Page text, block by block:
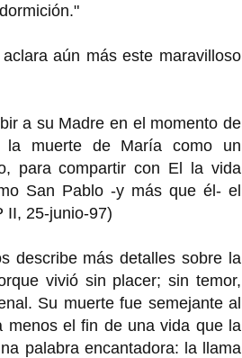
aún más este maravilloso
a su Madre en el momento de
la muerte de María como un
para compartir con El la vida
San Pablo -y más que él- el
II, 25-junio-97)
describe más detalles sobre la
vivió sin placer; sin temor,
Su muerte fue semejante al
menos el fin de una vida que la
palabra encantadora: la llama